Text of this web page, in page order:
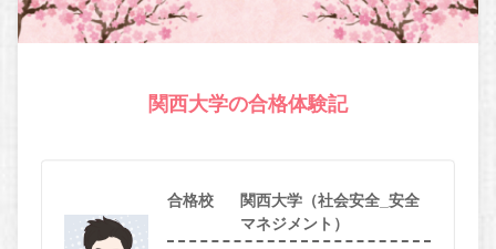
関西大学の合格体験記
合格校
関西大学（社会安全_安全
マネジメント）